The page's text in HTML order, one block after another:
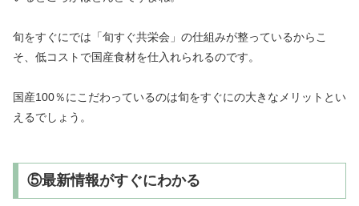
旬をすぐにでは「旬すぐ共栄会」の仕組みが整っているからこ
そ、低コストで国産食材を仕入れられるのです。
国産100％にこだわっているのは旬をすぐにの大きなメリットとい
えるでしょう。
⑤最新情報がすぐにわかる